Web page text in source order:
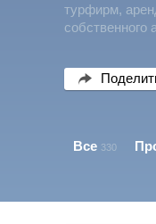
турфирм,
собственного
Все 330